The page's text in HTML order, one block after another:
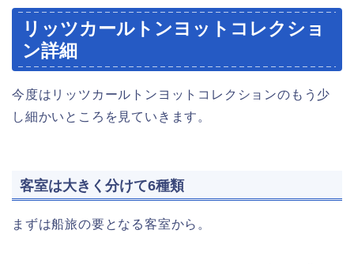
リッツカールトンヨットコレクショ
ン詳細
今度はリッツカールトンヨットコレクションのもう少
し細かいところを見ていきます。
客室は大きく分けて6種類
まずは船旅の要となる客室から。